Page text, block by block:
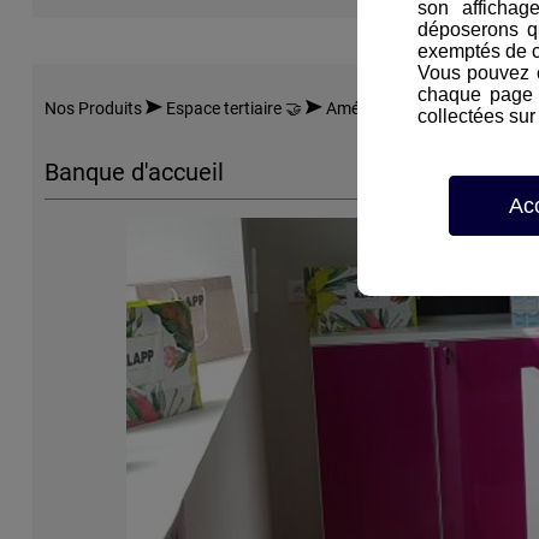
Nos Produits Espace tertiaire 🤝 Aménagement Banque
Banque d'accueil
son
déposerons
exemptés de
Vous pouvez
chaque
collectées